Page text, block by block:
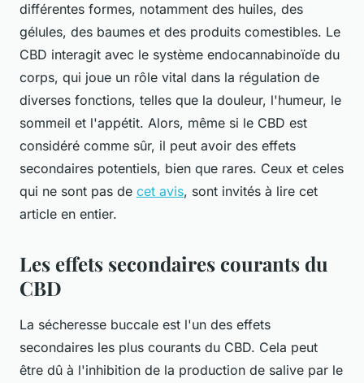
différentes formes, notamment des huiles, des
gélules, des baumes et des produits comestibles. Le
CBD interagit avec le système endocannabinoïde du
corps, qui joue un rôle vital dans la régulation de
diverses fonctions, telles que la douleur, l'humeur, le
sommeil et l'appétit. Alors, même si le CBD est
considéré comme sûr, il peut avoir des effets
secondaires potentiels, bien que rares. Ceux et celes
qui ne sont pas de cet avis, sont invités à lire cet
article en entier.
Les effets secondaires courants du
CBD
La sécheresse buccale est l'un des effets
secondaires les plus courants du CBD. Cela peut
être dû à l'inhibition de la production de salive par le